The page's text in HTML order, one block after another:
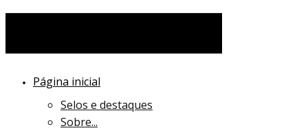
Página inicial
Selos e destaques
Sobre...